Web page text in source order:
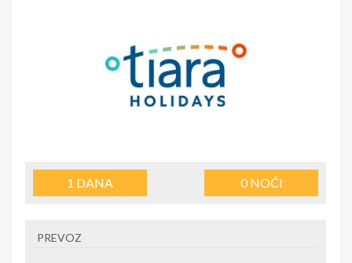
1 DANA 0NOĆI
PREVOZ